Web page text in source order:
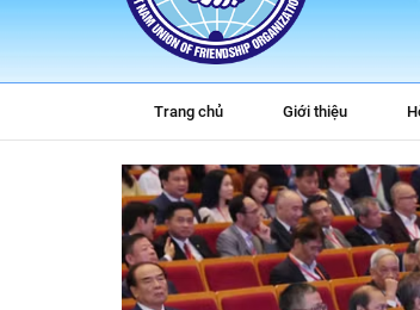
Trang chủ Giới thiệu